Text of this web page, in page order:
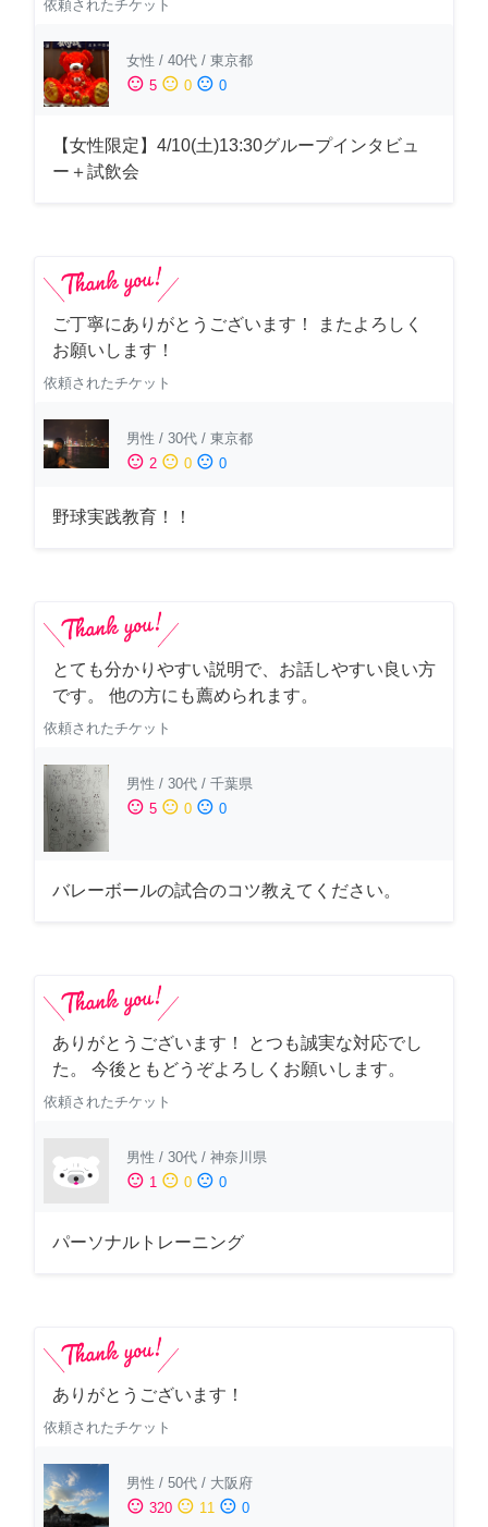
依頼されたチケット
女性 / 40代 / 東京都
sentiment_satisfied 5 sentiment_neutral 0 sentiment_dissatisfied 0
【女性限定】4/10(土)13:30グループインタビュ
ー＋試飲会
ご丁寧にありがとうございます！ またよろしく
お願いします！
依頼されたチケット
男性 / 30代 / 東京都
sentiment_satisfied 2 sentiment_neutral 0 sentiment_dissatisfied 0
野球実践教育！！
とても分かりやすい説明で、お話しやすい良い方
です。 他の方にも薦められます。
依頼されたチケット
男性 / 30代 / 千葉県
sentiment_satisfied 5 sentiment_neutral 0 sentiment_dissatisfied 0
バレーボールの試合のコツ教えてください。
ありがとうございます！ とつも誠実な対応でし
た。 今後ともどうぞよろしくお願いします。
依頼されたチケット
男性 / 30代 / 神奈川県
sentiment_satisfied 1 sentiment_neutral 0 sentiment_dissatisfied 0
パーソナルトレーニング
ありがとうございます！
依頼されたチケット
男性 / 50代 / 大阪府
sentiment_satisfied 320 sentiment_neutral 11 sentiment_dissatisfied 0